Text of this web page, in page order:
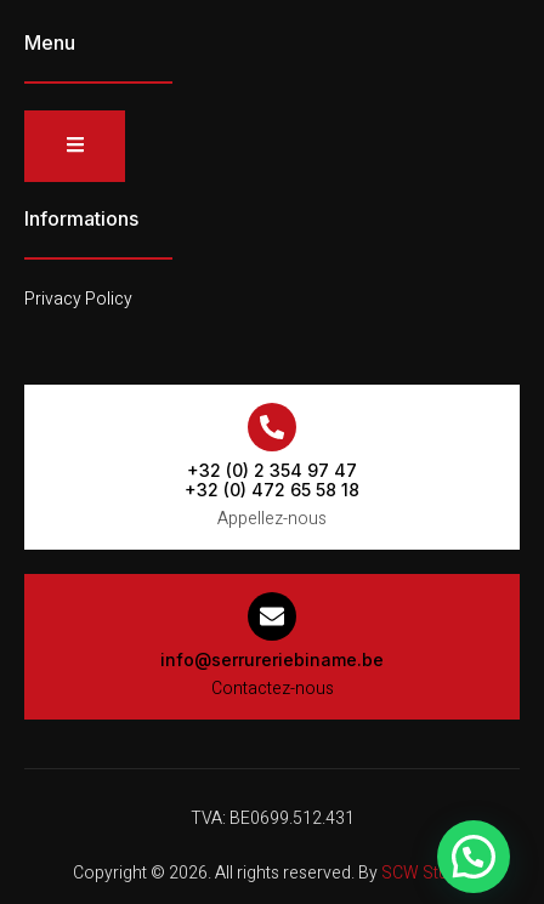
Menu
Informations
Privacy Policy
+32 (0) 2 354 97 47
+32 (0) 472 65 58 18
Appellez-nous
info@serrureriebiname.be
Contactez-nous
TVA: BE0699.512.431
Copyright © 2026. All rights reserved. BySCW Studio